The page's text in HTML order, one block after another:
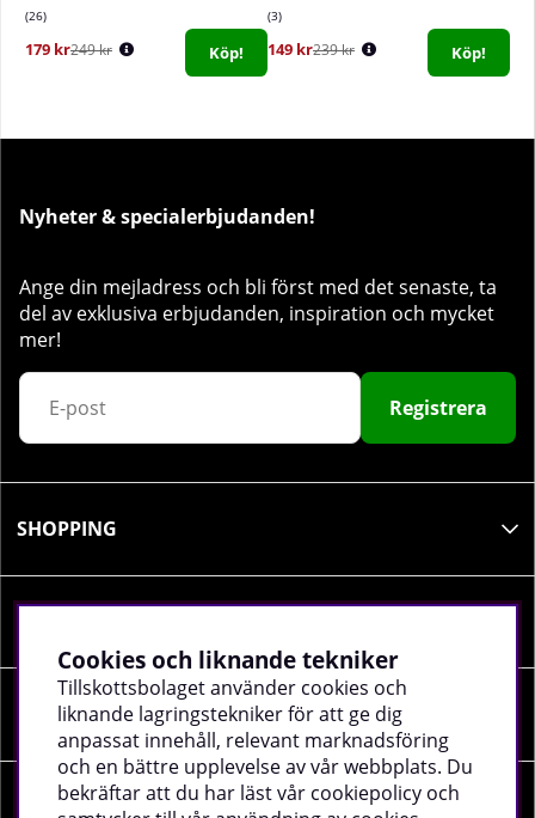
26
179 kr249 kr Köp!
3
149 kr239 kr Köp!
Nyheter & specialerbjudanden!
Ange din mejladress och bli först med det senaste, ta
del av exklusiva erbjudanden, inspiration och mycket
mer!
Registrera
SHOPPING
SOCIALA MEDIER
FÖRETAGSUPPGIFTER
Cookies och liknande tekniker
Tillskottsbolaget använder cookies och
liknande lagringstekniker för att ge dig
anpassat innehåll, relevant marknadsföring
och en bättre upplevelse av vår webbplats. Du
bekräftar att du har läst vår cookiepolicy och